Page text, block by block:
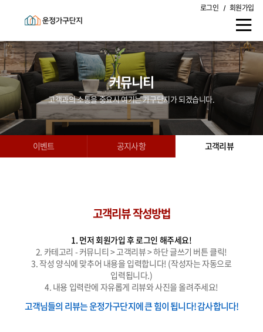
로그인 회원가입
커뮤니티
고객과의 소통을 중요시 여기는 가구단지가 되겠습니다.
이벤트 공지사항 고객리뷰
고객리뷰 작성방법
1. 먼저 회원가입 후 로그인 해주세요!
2. 카테고리 - 커뮤니티 > 고객리뷰 > 하단 글쓰기 버튼 클릭!
3. 작성 양식에 맞추어 내용을 입력합니다! (작성자는 자동으로
입력됩니다.)
4. 내용 입력란에 자유롭게 리뷰와 사진을 올려주세요!
고객님들의 리뷰는 운정가구단지에 큰 힘이 됩니다! 감사합니다!